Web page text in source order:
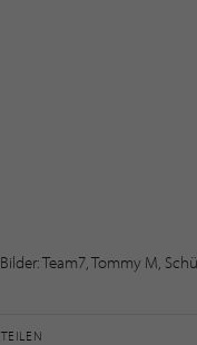
Bilder: Team7, Tommy M,
TEILEN